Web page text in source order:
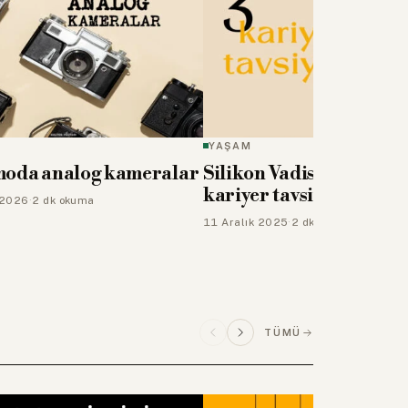
analog kameralar
·2 dk okuma
YAŞAM
Silikon Vadisi
kariyer tavsiyesi
11 Aralık 2025· 2 dk okuma
TÜMÜ